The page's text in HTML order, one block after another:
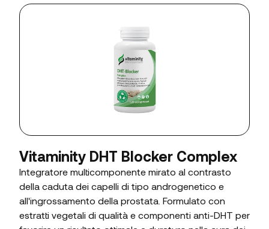
Vitaminity DHT Blocker Complex
Integratore multicomponente mirato al contrasto
della caduta dei capelli di tipo androgenetico e
all'ingrossamento della prostata. Formulato con
estratti vegetali di qualità e componenti anti-DHT per